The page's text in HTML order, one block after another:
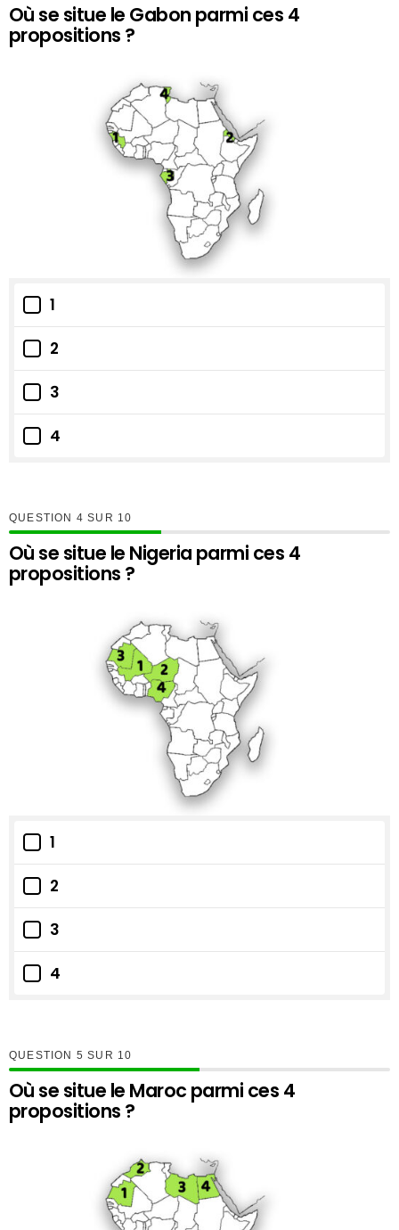
Où se situe le Gabon parmi ces 4
propositions ?
1
2
3
4
QUESTION SUR 10
Où se situe le Nigeria parmi ces 4
propositions ?
1
2
3
4
QUESTION SUR 10
Où se situe le Maroc parmi ces 4
propositions ?